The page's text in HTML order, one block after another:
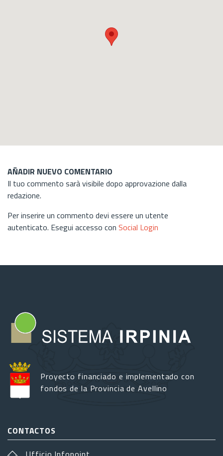
AÑADIR NUEVO COMENTARIO
Il tuo commento sarà visibile dopo approvazione dalla
redazione.
Per inserire un commento devi essere un utente
autenticato. Esegui accesso con Social Login
Proyecto financiado e implementado con
fondos de la Provincia de Avellino
CONTACTOS